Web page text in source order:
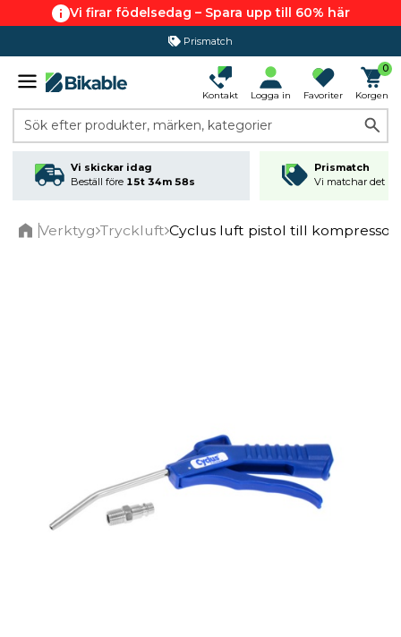
Vi firar födelsedag – Spara upp till 60% här
Prismatch
Kontakt Logga in Favoriter
0
Korgen
Sök efter produkter, märken, kategorier
Vi skickar idag
Beställ före 15t 34m 58s
Prismatch
Vi matchar det
Verktyg Tryckluft Cyclus luft pistol till